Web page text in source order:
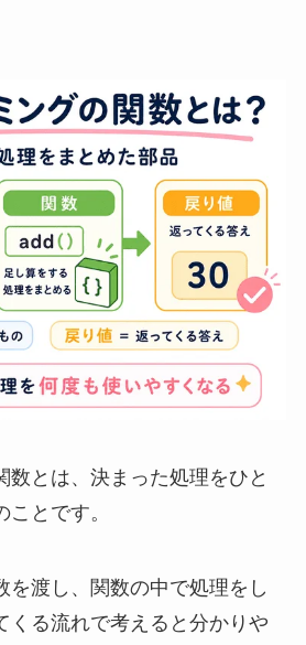
数とは、決まった処理をひと
とです。
を渡し、関数の中で処理をし
くる流れで考えると分かりや